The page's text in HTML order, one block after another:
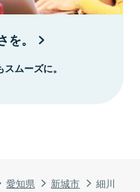
愛知県 新城市 細川
。
ムーズに。